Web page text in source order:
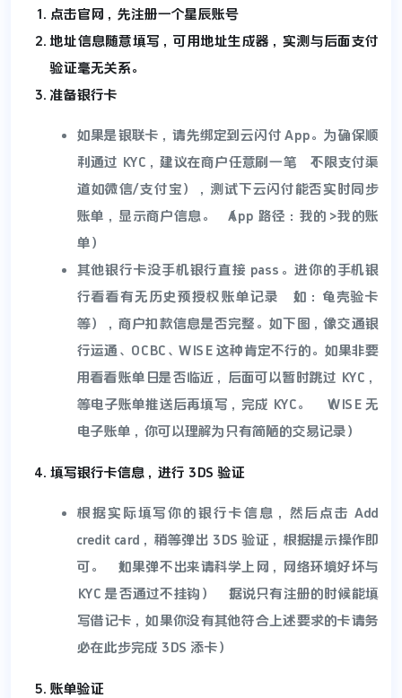
点击官网，先注册一个星辰账号
地址信息随意填写，可用地址生成器，实测与后面支付
验证毫无关系。
准备银行卡
如果是银联卡，请先绑定到云闪付 App。为确保顺
利通过 KYC，建议在商户任意刷一笔（不限支付渠
道如微信/支付宝），测试下云闪付能否实时同步
账单，显示商户信息。（App 路径：我的>我的账
单）
其他银行卡没手机银行直接 pass。进你的手机银
行看看有无历史预授权账单记录（如：龟壳验卡
等），商户扣款信息是否完整。如下图，像交通银
行运通、OCBC、WISE 这种肯定不行的。如果非要
用看看账单日是否临近，后面可以暂时跳过 KYC，
等电子账单推送后再填写，完成 KYC。 （WISE 无
电子账单，你可以理解为只有简陋的交易记录）
填写银行卡信息，进行 3DS 验证
根据实际填写你的银行卡信息，然后点击 Add
credit card，稍等弹出 3DS 验证，根据提示操作即
可。（如果弹不出来请科学上网，网络环境好坏与
KYC 是否通过不挂钩）（据说只有注册的时候能填
写借记卡，如果你没有其他符合上述要求的卡请务
必在此步完成 3DS 添卡）
账单验证